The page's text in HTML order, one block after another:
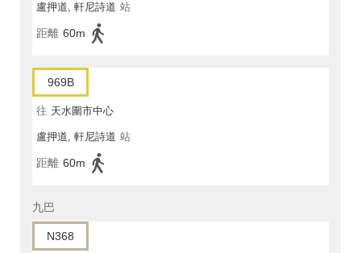
盧押道, 軒尼詩道 站
距離 60m
969B
往 天水圍市中心
盧押道, 軒尼詩道 站
距離 60m
九巴
N368